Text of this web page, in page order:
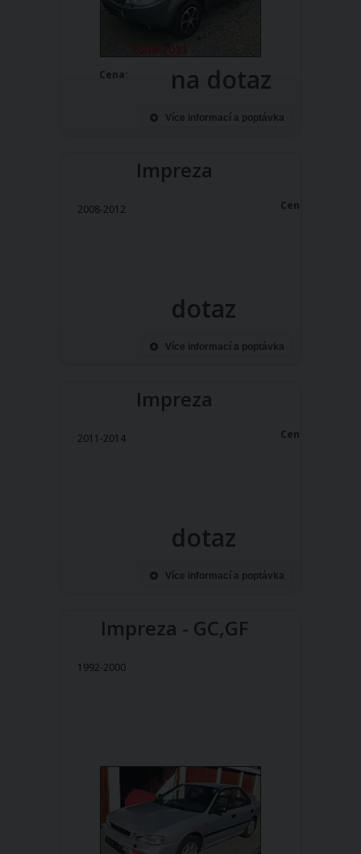
Cena: na dotaz
Více informací a poptávka
Impreza
2008-2012 Cena:
dotaz
Více informací a poptávka
Impreza
2011-2014 Cena:
dotaz
Více informací a poptávka
Impreza - GC,GF
1992-2000